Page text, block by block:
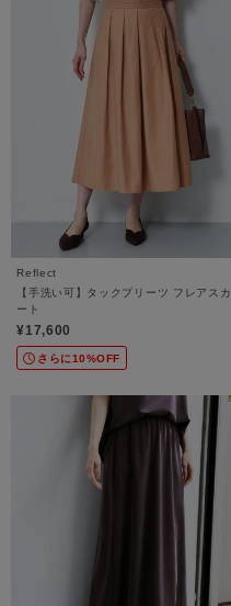
Reflect
【手洗い可】タックプリーツ フレアスカ
ート
¥17,600
さらに10%OFF